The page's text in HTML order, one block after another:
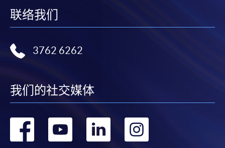
联络我们
3762 6262
我们的社交媒体
转
转
转